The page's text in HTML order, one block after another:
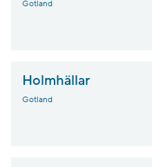
Gotland
Holmhällar
Gotland